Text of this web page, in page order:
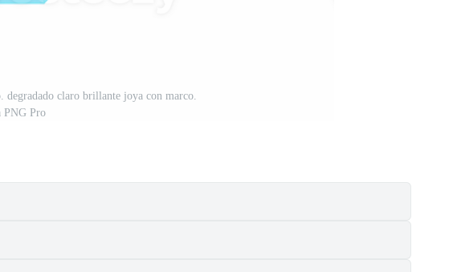
degradado claro brillante joya con marco.
PNG Pro